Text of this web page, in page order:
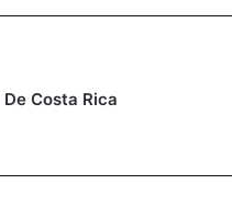
Costa Rica